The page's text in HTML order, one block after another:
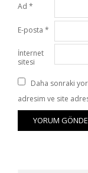
Ad *
E-posta *
İnternet
sitesi
Daha sonraki
adresim ve site